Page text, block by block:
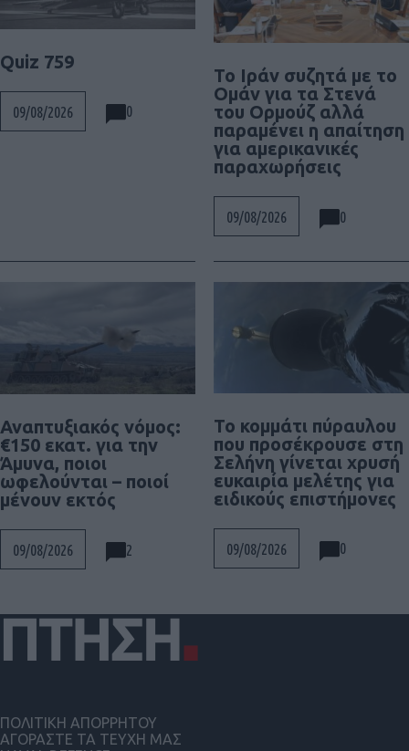
Quiz 759
09/08/2026 0
To Ιράν συζητά με το
Ομάν για τα Στενά
του Ορμούζ αλλά
παραμένει η απαίτηση
για αμερικανικές
παραχωρήσεις
09/08/2026 0
Αναπτυξιακός νόμος:
€150 εκατ. για την
Άμυνα, ποιοι
ωφελούνται – ποιοί
μένουν εκτός
09/08/2026 2
Το κομμάτι πύραυλου
που προσέκρουσε στη
Σελήνη γίνεται χρυσή
ευκαιρία μελέτης για
ειδικούς επιστήμονες
09/08/2026 0
ΠΟΛΙΤΙΚΗ ΑΠΟΡΡΗΤΟΥ
ΑΓΟΡΑΣΤΕ ΤΑ ΤΕΥΧΗ ΜΑΣ